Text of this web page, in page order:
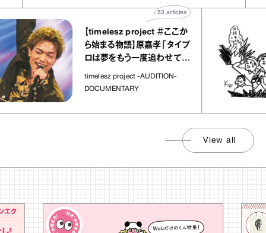
【timelesz project ＃ここか
ら始まる物語】原嘉孝「タイプ
ロは夢をもう一度追わせてく
れた場所」
timelesz project -AUDITION-
DOCUMENTARY
articles
View all